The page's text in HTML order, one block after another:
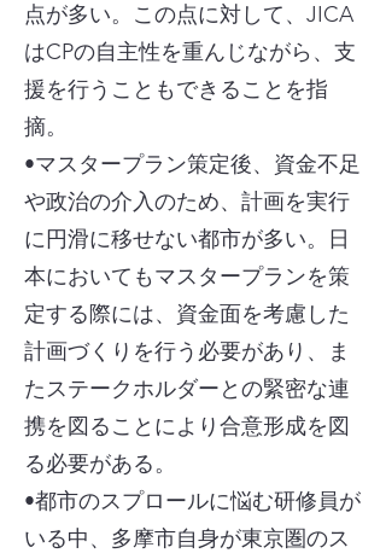
点が多い。この点に対して、JICA
はCPの自主性を重んじながら、支
援を行うこともできることを指
摘。
•マスタープラン策定後、資金不足
や政治の介入のため、計画を実行
に円滑に移せない都市が多い。日
本においてもマスタープランを策
定する際には、資金面を考慮した
計画づくりを行う必要があり、ま
たステークホルダーとの緊密な連
携を図ることにより合意形成を図
る必要がある。
•都市のスプロールに悩む研修員が
いる中、多摩市自身が東京圏のス